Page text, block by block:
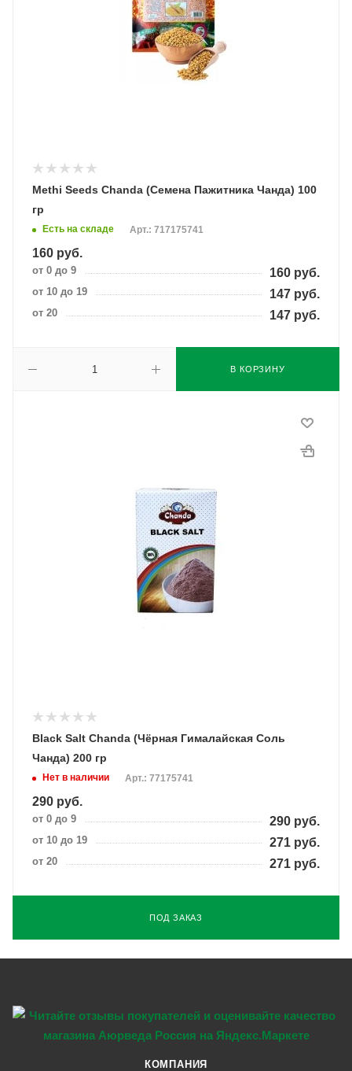
Methi Seeds Chanda (Семена Пажитника Чанда) 100
гр
Есть на складе Арт.: 717175741
160 руб.
от 0 до 9 160 руб.
от 10 до 19 147 руб.
от 20 147 руб.
В КОРЗИНУ
Black Salt Chanda (Чёрная Гималайская Соль
Чанда) 200 гр
Нет в наличии Арт.: 77175741
290 руб.
от 0 до 9 290 руб.
от 10 до 19 271 руб.
от 20 271 руб.
ПОД ЗАКАЗ
КОМПАНИЯ